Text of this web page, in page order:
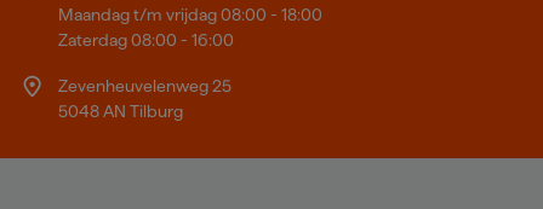
Maandag t/m vrijdag 08:00 - 18:00
Zaterdag 08:00 - 16:00
Zevenheuvelenweg 25
5048 AN Tilburg